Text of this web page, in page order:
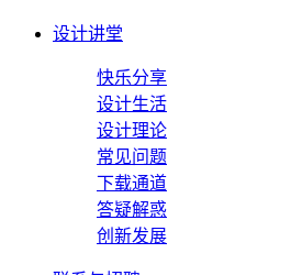
设计讲堂
快乐分享
设计生活
设计理论
常见问题
下载通道
答疑解惑
创新发展